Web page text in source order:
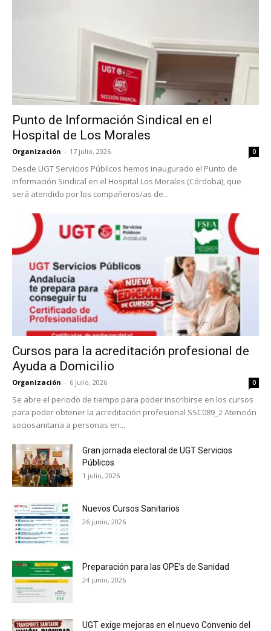
Punto de Información Sindical en el
Hospital de Los Morales
Organización - 17 julio, 2026 0
Desde UGT Servicios Públicos hemos inaugurado el Punto de
Información Sindical en el Hospital Los Morales (Córdoba), que
será atendido por los compañeros/as de...
Cursos para la acreditación profesional de
Ayuda a Domicilio
Organización - 6 julio, 2026 0
Se abre el periodo de tiempo para poder inscribirse en los cursos
para poder obtener la acreditación profesional SSC089_2 Atención
sociosanitaria a personas en...
Gran jornada electoral de UGT Servicios
Públicos
1 julio, 2026
Nuevos Cursos Sanitarios
26 junio, 2026
Preparación para las OPE’s de Sanidad
24 junio, 2026
UGT exige mejoras en el nuevo Convenio del